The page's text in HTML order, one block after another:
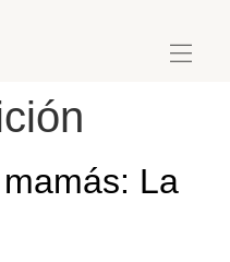
La